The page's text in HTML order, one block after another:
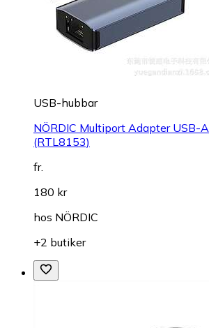
USB-hubbar
NÖRDIC Multiport Adapter USB-
(RTL8153)
fr.
180 kr
hos NÖRDIC
+2 butiker